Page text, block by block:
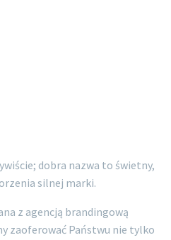
dobra nazwa to świetny,
silnej marki.
z agencją brandingową
zaoferować Państwu nie tylko